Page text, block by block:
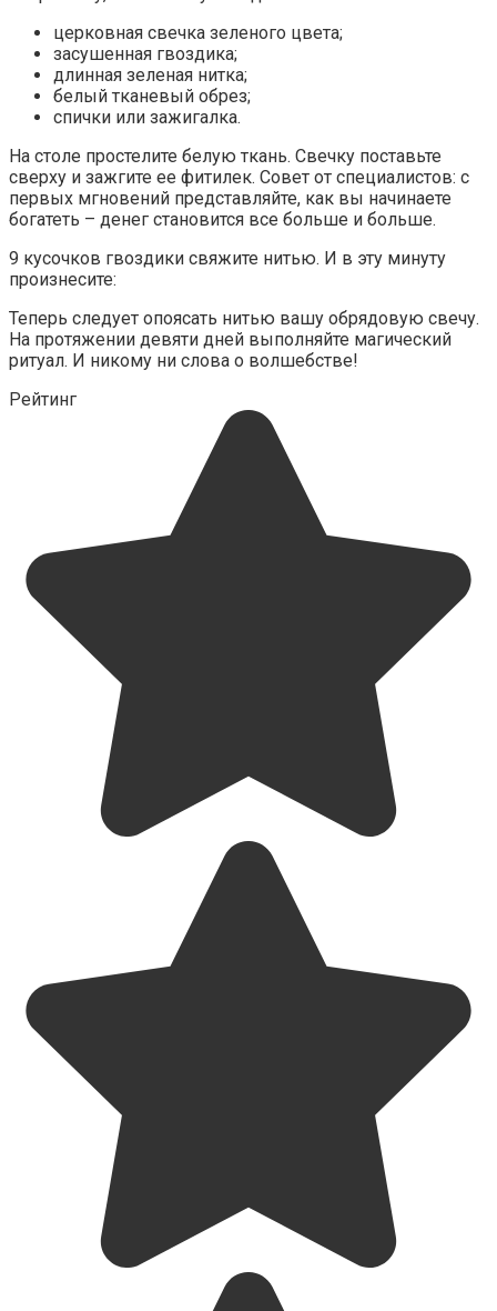
церковная свечка зеленого цвета;
засушенная гвоздика;
длинная зеленая нитка;
белый тканевый обрез;
спички или зажигалка.
На столе простелите белую ткань. Свечку поставьте
сверху и зажгите ее фитилек. Совет от специалистов: с
первых мгновений представляйте, как вы начинаете
богатеть – денег становится все больше и больше.
9 кусочков гвоздики свяжите нитью. И в эту минуту
произнесите:
Теперь следует опоясать нитью вашу обрядовую свечу.
На протяжении девяти дней выполняйте магический
ритуал. И никому ни слова о волшебстве!
Рейтинг